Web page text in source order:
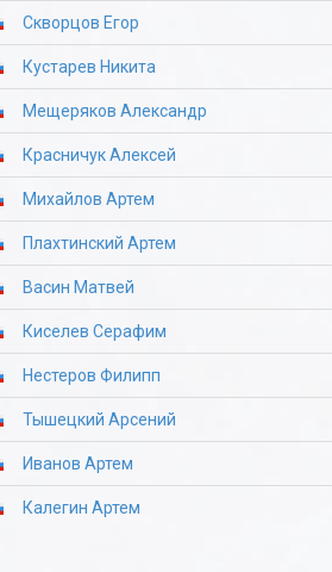
Скворцов Егор
Кустарев Никита
Мещеряков Александр
Красничук Алексей
Михайлов Артем
Плахтинский Артем
Васин Матвей
Киселев Серафим
Нестеров Филипп
Тышецкий Арсений
Иванов Артем
Калегин Артем